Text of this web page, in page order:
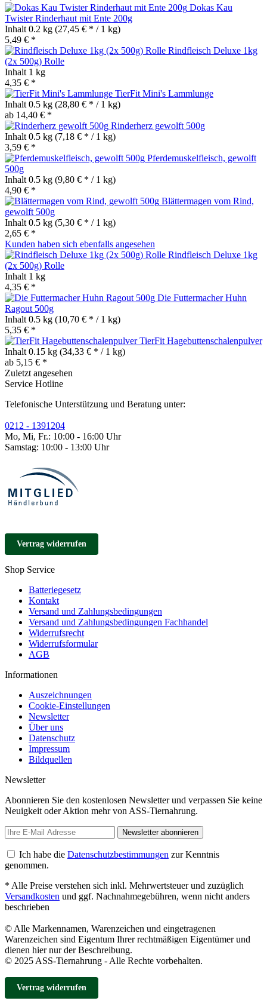
Dokas Kau
Twister Rinderhaut mit Ente 200g
Inhalt 0.2 kg (27,45 € * / 1 kg)
5,49 € *
Rindfleisch Deluxe 1kg
(2x 500g) Rolle
Inhalt 1 kg
4,35 € *
TierFit Mini's Lammlunge
Inhalt 0.5 kg (28,80 € * / 1 kg)
ab 14,40 € *
Rinderherz gewolft 500g
Inhalt 0.5 kg (7,18 € * / 1 kg)
3,59 € *
Pferdemuskelfleisch, gewolft
500g
Inhalt 0.5 kg (9,80 € * / 1 kg)
4,90 € *
Blättermagen vom Rind,
gewolft 500g
Inhalt 0.5 kg (5,30 € * / 1 kg)
2,65 € *
Kunden haben sich ebenfalls angesehen
Rindfleisch Deluxe 1kg
(2x 500g) Rolle
Inhalt 1 kg
4,35 € *
Die Futtermacher Huhn
Ragout 500g
Inhalt 0.5 kg (10,70 € * / 1 kg)
5,35 € *
TierFit Hagebuttenschalenpulver
Inhalt 0.15 kg (34,33 € * / 1 kg)
ab 5,15 € *
Zuletzt angesehen
Service Hotline
Telefonische Unterstützung und Beratung unter:
0212 - 1391204
Mo, Mi, Fr.: 10:00 - 16:00 Uhr
Samstag: 10:00 - 13:00 Uhr
Vertrag widerrufen
Shop Service
Batteriegesetz
Kontakt
Versand und Zahlungsbedingungen
Versand und Zahlungsbedingungen Fachhandel
Widerrufsrecht
Widerrufsformular
AGB
Informationen
Auszeichnungen
Cookie-Einstellungen
Newsletter
Über uns
Datenschutz
Impressum
Bildquellen
Newsletter
Abonnieren Sie den kostenlosen Newsletter und verpassen Sie keine
Neuigkeit oder Aktion mehr von ASS-Tiernahrung.
Newsletter abonnieren
Ich habe die Datenschutzbestimmungen zur Kenntnis
genommen.
* Alle Preise verstehen sich inkl. Mehrwertsteuer und zuzüglich
Versandkosten und ggf. Nachnahmegebühren, wenn nicht anders
beschrieben
© Alle Markennamen, Warenzeichen und eingetragenen
Warenzeichen sind Eigentum Ihrer rechtmäßigen Eigentümer und
dienen hier nur der Beschreibung.
© 2025 ASS-Tiernahrung - Alle Rechte vorbehalten.
Vertrag widerrufen